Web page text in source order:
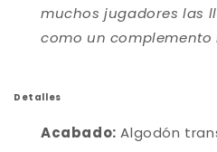
muchos jugadores las
como un complemento
Detalles
Acabado: Algodón